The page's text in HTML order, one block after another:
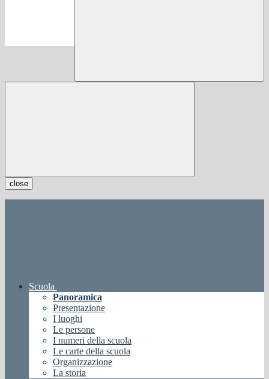
close
Scuola
Panoramica
Presentazione
I luoghi
Le persone
I numeri della scuola
Le carte della scuola
Organizzazione
La storia